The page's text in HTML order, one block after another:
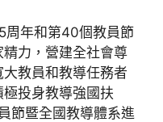
周年和第40個教員節
力，營建全社會尊
教員和教導任務者
投身教導強國扶
節暨全國教導體系進